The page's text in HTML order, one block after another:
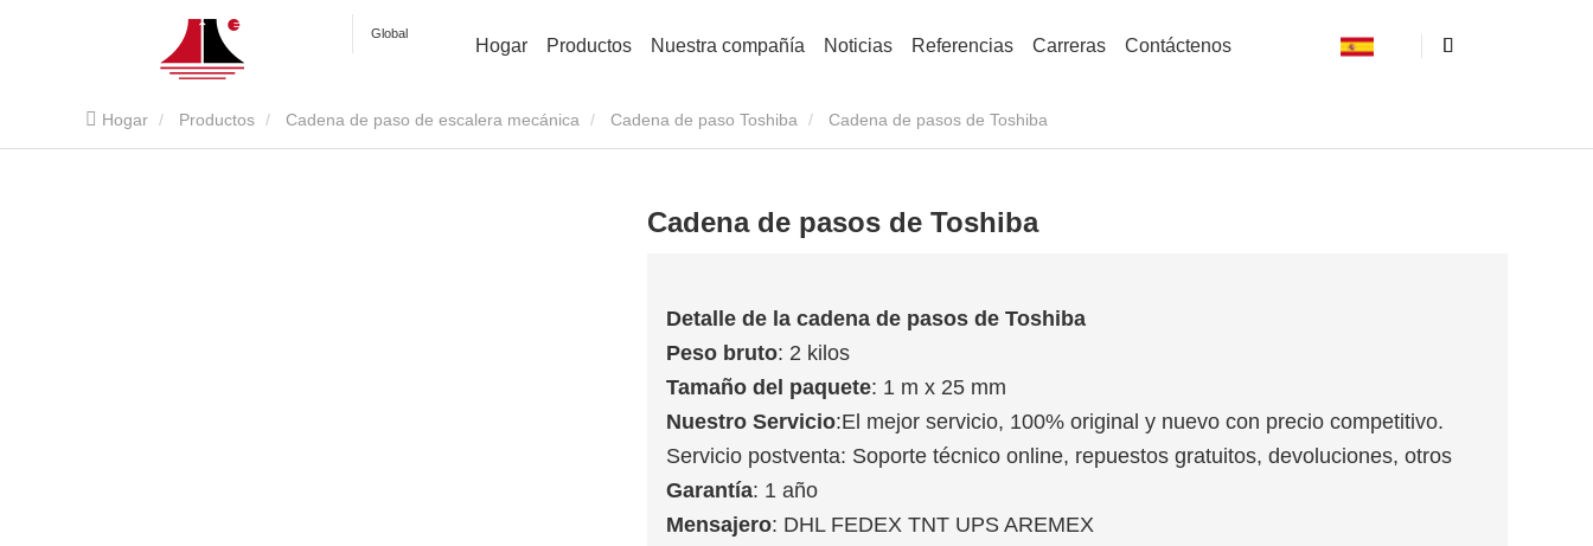
Global
Hogar Productos Nuestra compañía Noticias Referencias Carreras Contáctenos
Hogar Productos Cadena de paso de escalera mecánica Cadena de paso Toshiba Cadena de pasos de Toshiba
Cadena de pasos de Toshiba
Detalle de la cadena de pasos de Toshiba
Peso bruto: 2 kilos
Tamaño del paquete: 1 m x 25 mm
Nuestro Servicio:El mejor servicio, 100% original y nuevo con precio competitivo.
Servicio postventa: Soporte técnico online, repuestos gratuitos, devoluciones, otros
Garantía: 1 año
Mensajero: DHL FEDEX TNT UPS AREMEX